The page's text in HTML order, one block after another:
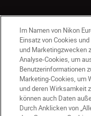
Im Namen von Nikon
Einsatz von Cookies
und Marketingzwecken
Analyse-Cookies, um
Benutzerinformationen
Marketing-Cookies, um
und deren Wirksamkeit
können auch Daten
Durch Anklicken von